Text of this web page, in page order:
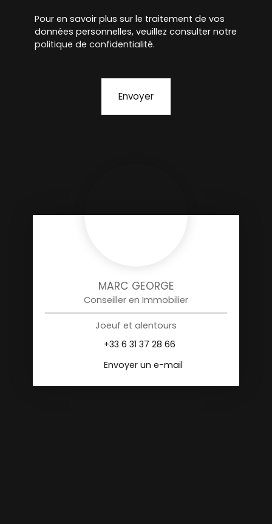
Pour en savoir plus sur le traitement de vos
données personnelles, veuillez consulter notre
politique de confidentialité.
Envoyer
MARC GEORGE
Conseiller en Immobilier
Joeuf et alentours
+33 6 31 37 28 66
Envoyer un e-mail